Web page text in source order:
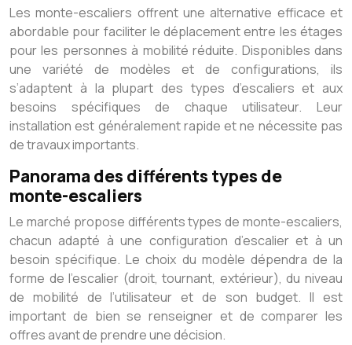
Les monte-escaliers offrent une alternative efficace et
abordable pour faciliter le déplacement entre les étages
pour les personnes à mobilité réduite. Disponibles dans
une variété de modèles et de configurations, ils
s’adaptent à la plupart des types d’escaliers et aux
besoins spécifiques de chaque utilisateur. Leur
installation est généralement rapide et ne nécessite pas
de travaux importants.
Panorama des différents types de
monte-escaliers
Le marché propose différents types de monte-escaliers,
chacun adapté à une configuration d’escalier et à un
besoin spécifique. Le choix du modèle dépendra de la
forme de l’escalier (droit, tournant, extérieur), du niveau
de mobilité de l’utilisateur et de son budget. Il est
important de bien se renseigner et de comparer les
offres avant de prendre une décision.